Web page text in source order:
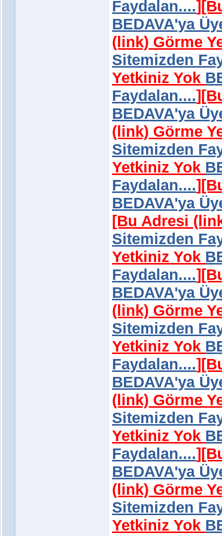
Faydalan....]
BEDAVA'ya
(link) Görme
Sitemizden
Yetkiniz Yok
Faydalan....]
BEDAVA'ya
(link) Görme
Sitemizden
Yetkiniz Yok
Faydalan....]
BEDAVA'ya
[Bu Adresi
Sitemizden
Yetkiniz Yok
Faydalan....]
BEDAVA'ya
(link) Görme
Sitemizden
Yetkiniz Yok
Faydalan....]
BEDAVA'ya
(link) Görme
Sitemizden
Yetkiniz Yok
Faydalan....]
BEDAVA'ya
(link) Görme
Sitemizden
Yetkiniz Yok